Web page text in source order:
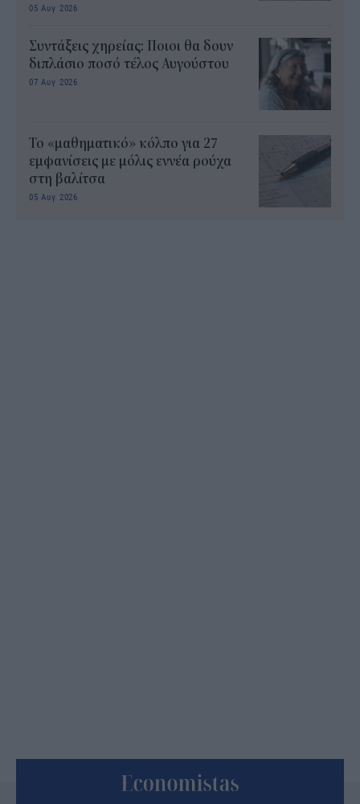
05 Αυγ 2026
Συντάξεις χηρείας: Ποιοι θα δουν
διπλάσιο ποσό τέλος Αυγούστου
07 Αυγ 2026
Το «μαθηματικό» κόλπο για 27
εμφανίσεις με μόλις εννέα ρούχα
στη βαλίτσα
05 Αυγ 2026